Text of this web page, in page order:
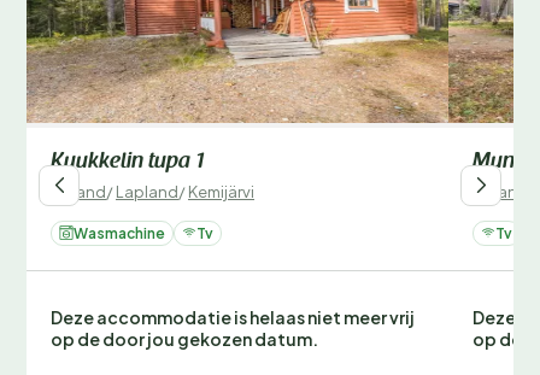
Kuukkelin tupa 1
Finland/Lapland/Kemijärvi
Wasmachine Tv
Deze accommodatie is helaas niet meer vrij
op de door jou gekozen datum.
Finland
Tv
Deze
op de